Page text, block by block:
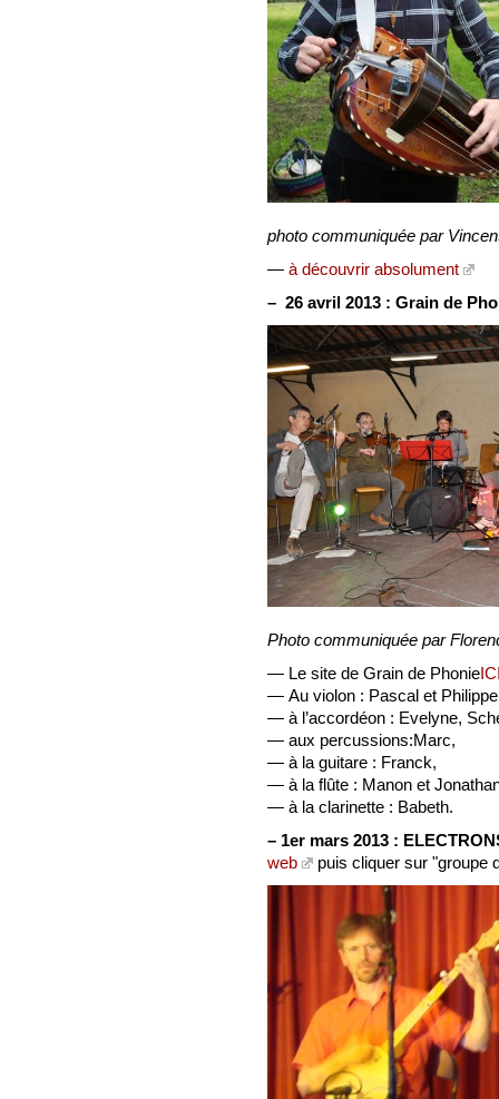
photo communiquée par
— à découvrir absolument
– 26 avril 2013 : Grain de
Photo communiquée par
— Le site de Grain de Phonie
— Au violon : Pascal et
— à l’accordéon : Evelyne,
— aux percussions:Marc,
— à la guitare : Franck,
— à la flûte : Manon et
— à la clarinette : Babeth.
– 1er mars 2013 :
web
puis cliquer sur "groupe